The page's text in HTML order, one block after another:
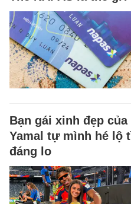
Bạn gái xinh đẹp
Yamal tự mình hé lộ
đáng lo